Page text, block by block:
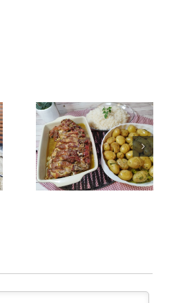
Entrecosto
italiano c/
batata a
murro e